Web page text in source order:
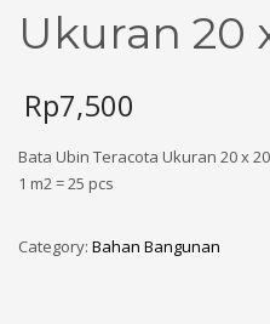
Ukuran 20
Rp7,500
Bata Ubin Teracota Ukuran 20 x
1 m2 = 25 pcs
Category: Bahan Bangunan